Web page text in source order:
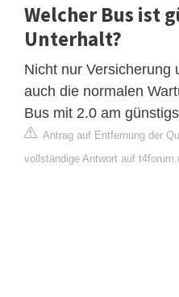
Welcher Bus ist
Unterhalt?
Nicht nur Versicherung
auch die normalen
Bus mit 2.0 am
Antrag auf Entfernung der
vollständige Antwort auf